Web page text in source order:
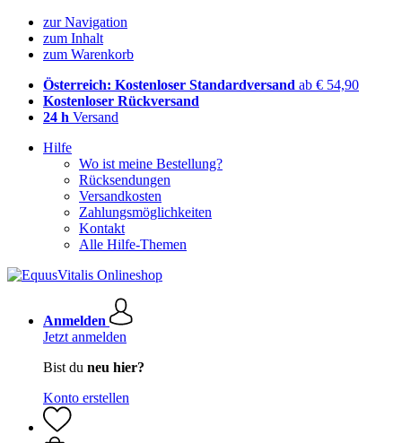
zur Navigation
zum Inhalt
zum Warenkorb
Österreich: Kostenloser Standardversand ab € 54,90
Kostenloser Rückversand
24 h Versand
Hilfe
Wo ist meine Bestellung?
Rücksendungen
Versandkosten
Zahlungsmöglichkeiten
Kontakt
Alle Hilfe-Themen
Anmelden
Jetzt anmelden
Bist du neu hier?
Konto erstellen